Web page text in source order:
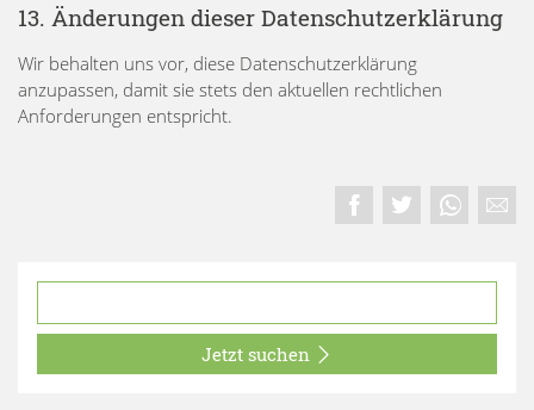
13. Änderungen dieser Datenschutzerklärung
Wir behalten uns vor, diese Datenschutzerklärung
anzupassen, damit sie stets den aktuellen rechtlichen
Anforderungen entspricht.
Jetzt suchen